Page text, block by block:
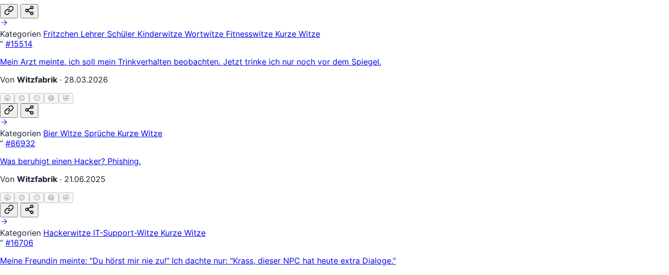
Kategorien Fritzchen Lehrer Schüler Kinderwitze Wortwitze Fitnesswitze Kurze Witze
“ #15514
Mein Arzt meinte, ich soll mein Trinkverhalten beobachten. Jetzt trinke ich nur noch vor dem Spiegel.
Von Witzfabrik · 28.03.2026
🥱 😐 🙂 😄 🤣
Kategorien Bier Witze Sprüche Kurze Witze
“ #86932
Was beruhigt einen Hacker? Phishing.
Von Witzfabrik · 21.06.2025
🥱 😐 🙂 😄 🤣
Kategorien Hackerwitze IT-Support-Witze Kurze Witze
“ #16706
Meine Freundin meinte: "Du hörst mir nie zu!" Ich dachte nur: "Krass, dieser NPC hat heute extra Dialoge."